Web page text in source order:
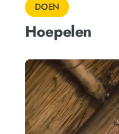
DOEN
Hoepelen